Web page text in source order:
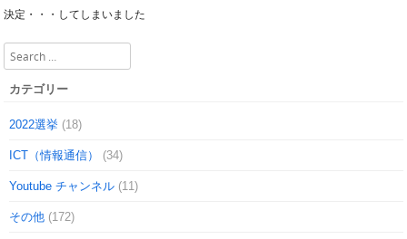
Post navigation
決定・・・してしまいました
Search
カテゴリー
2022選挙 (18)
ICT（情報通信） (34)
Youtube チャンネル (11)
その他 (172)